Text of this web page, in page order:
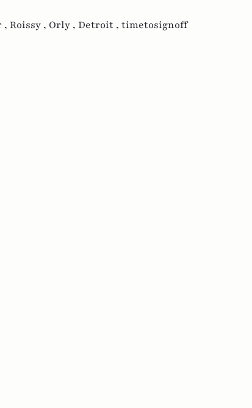
, Roissy , Orly , Detroit , timetosignoff